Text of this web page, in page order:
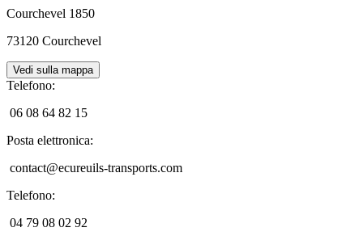
Courchevel 1850
73120 Courchevel
Vedi sulla mappa
Telefono:
06 08 64 82 15
Posta elettronica:
contact@ecureuils-transports.com
Telefono:
04 79 08 02 92